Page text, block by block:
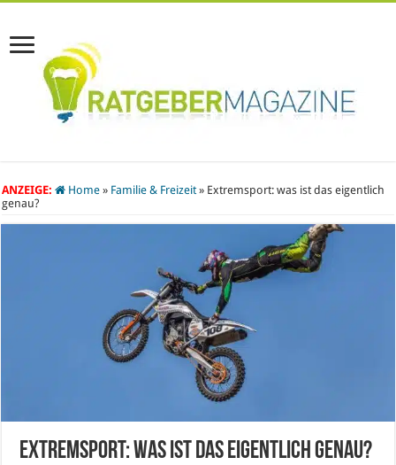
ANZEIGE: Home » Familie & Freizeit » Extremsport: was ist das eigentlich
genau?
Extremsport: was ist das eigentlich genau?